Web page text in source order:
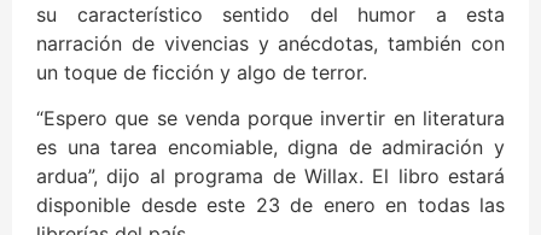
su característico sentido del humor a esta
narración de vivencias y anécdotas, también con
un toque de ficción y algo de terror.
“Espero que se venda porque invertir en literatura
es una tarea encomiable, digna de admiración y
ardua”, dijo al programa de Willax. El libro estará
disponible desde este 23 de enero en todas las